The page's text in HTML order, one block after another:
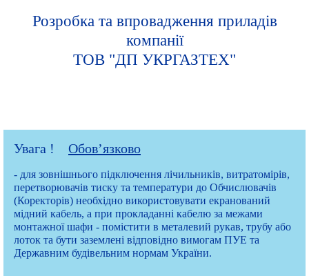
Розробка та впровадження приладів
компанії
ТОВ "ДП УКРГАЗТЕХ"
Увага ! Обов’язково
- для зовнішнього підключення лічильників, витратомірів,
перетворювачів тиску та температури до Обчислювачів
(Коректорів) необхідно використовувати екранований
мідний кабель, а при прокладанні кабелю за межами
монтажної шафи - помістити в металевий рукав, трубу або
лоток та бути заземлені відповідно вимогам ПУЕ та
Державним будівельним нормам України.